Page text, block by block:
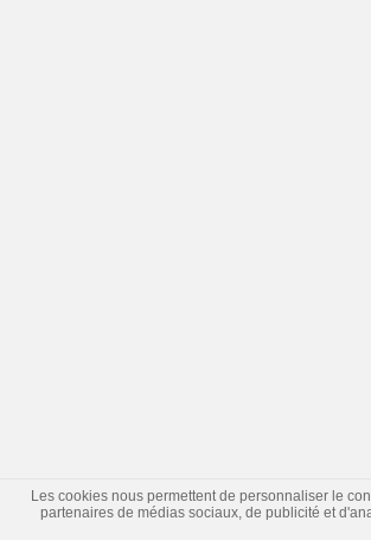
Les cookies nous permettent de personnaliser le
partenaires de médias sociaux, de publicité et